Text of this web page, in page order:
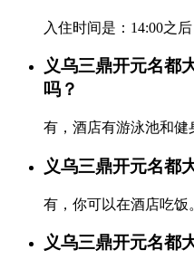
入住时间是：14:00之
义乌三鼎开元名都
吗？
有，酒店有游泳池和健
义乌三鼎开元名都
有，你可以在酒店吃饭
义乌三鼎开元名都